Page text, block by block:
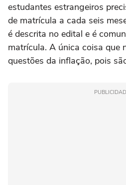
estudantes estrangeiros
de matrícula a cada seis
é descrita no edital e é
matrícula. A única coisa que
questões da inflação, pois